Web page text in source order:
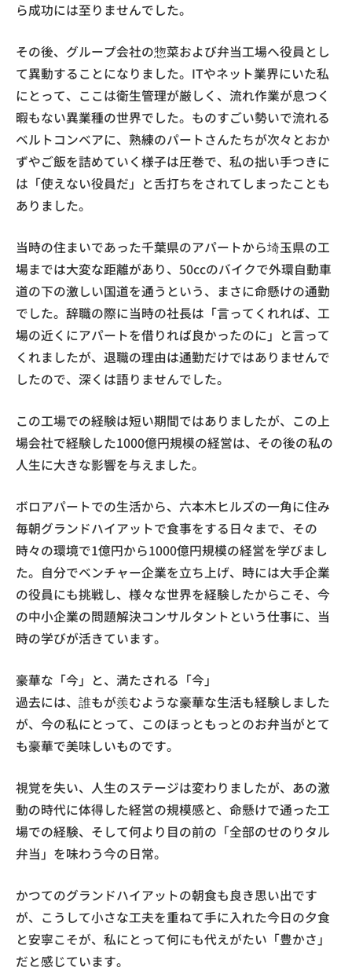
ら成功には至りませんでした。
その後、グループ会社の惣菜および弁当工場へ役員とし
て異動することになりました。ITやネット業界にいた私
にとって、ここは衛生管理が厳しく、流れ作業が息つく
暇もない異業種の世界でした。ものすごい勢いで流れる
ベルトコンベアに、熟練のパートさんたちが次々とおか
ずやご飯を詰めていく様子は圧巻で、私の拙い手つきに
は「使えない役員だ」と舌打ちをされてしまったことも
ありました。
当時の住まいであった千葉県のアパートから埼玉県の工
場までは大変な距離があり、50ccのバイクで外環自動車
道の下の激しい国道を通うという、まさに命懸けの通勤
でした。辞職の際に当時の社長は「言ってくれれば、工
場の近くにアパートを借りれば良かったのに」と言って
くれましたが、退職の理由は通勤だけではありませんで
したので、深くは語りませんでした。
この工場での経験は短い期間ではありましたが、この上
場会社で経験した1000億円規模の経営は、その後の私の
人生に大きな影響を与えました。
ボロアパートでの生活から、六本木ヒルズの一角に住み
毎朝グランドハイアットで食事をする日々まで、その
時々の環境で1億円から1000億円規模の経営を学びまし
た。自分でベンチャー企業を立ち上げ、時には大手企業
の役員にも挑戦し、様々な世界を経験したからこそ、今
の中小企業の問題解決コンサルタントという仕事に、当
時の学びが活きています。
豪華な「今」と、満たされる「今」
過去には、誰もが羨むような豪華な生活も経験しました
が、今の私にとって、このほっともっとのお弁当がとて
も豪華で美味しいものです。
視覚を失い、人生のステージは変わりましたが、あの激
動の時代に体得した経営の規模感と、命懸けで通った工
場での経験、そして何より目の前の「全部のせのりタル
弁当」を味わう今の日常。
かつてのグランドハイアットの朝食も良き思い出です
が、こうして小さな工夫を重ねて手に入れた今日の夕食
と安寧こそが、私にとって何にも代えがたい「豊かさ」
だと感じています。